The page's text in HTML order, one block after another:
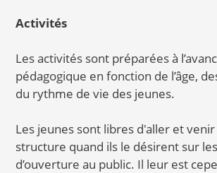
Activités
Les activités sont préparées à
pédagogique en fonction de l’âge,
du rythme de vie des jeunes.
Les jeunes sont libres d'aller et venir
structure quand ils le désirent sur
d’ouverture au public. Il leur est